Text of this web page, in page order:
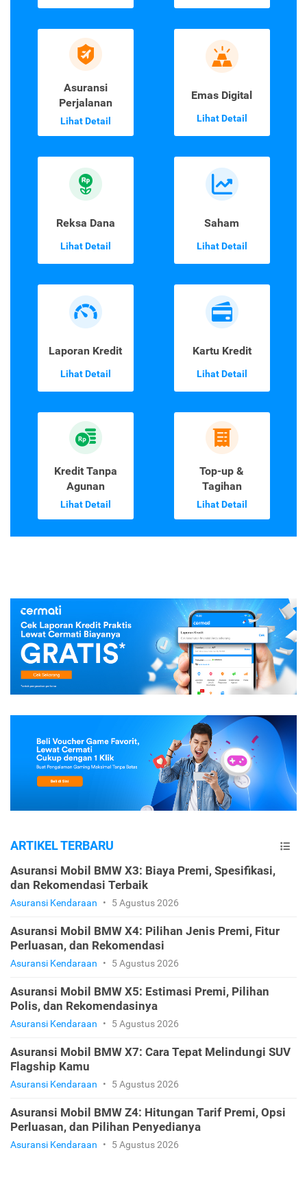
Asuransi
Perjalanan
Lihat Detail
Emas Digital
Lihat Detail
Reksa Dana
Lihat Detail
Saham
Lihat Detail
Laporan Kredit
Lihat Detail
Kartu Kredit
Lihat Detail
Kredit Tanpa
Agunan
Lihat Detail
Top-up &
Tagihan
Lihat Detail
ARTIKEL TERBARU
Asuransi Mobil BMW X3: Biaya Premi, Spesifikasi,
dan Rekomendasi Terbaik
Asuransi Kendaraan • 5 Agustus 2026
Asuransi Mobil BMW X4: Pilihan Jenis Premi, Fitur
Perluasan, dan Rekomendasi
Asuransi Kendaraan • 5 Agustus 2026
Asuransi Mobil BMW X5: Estimasi Premi, Pilihan
Polis, dan Rekomendasinya
Asuransi Kendaraan • 5 Agustus 2026
Asuransi Mobil BMW X7: Cara Tepat Melindungi SUV
Flagship Kamu
Asuransi Kendaraan • 5 Agustus 2026
Asuransi Mobil BMW Z4: Hitungan Tarif Premi, Opsi
Perluasan, dan Pilihan Penyedianya
Asuransi Kendaraan • 5 Agustus 2026